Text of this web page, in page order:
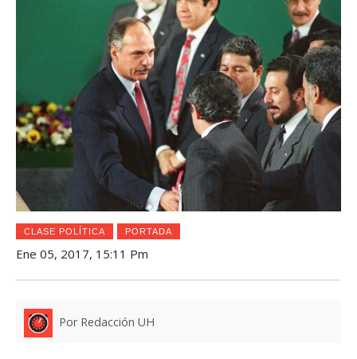
CLASE POLÍTICA PORTADA
Ene 05, 2017, 15:11 Pm
Por Redacción UH